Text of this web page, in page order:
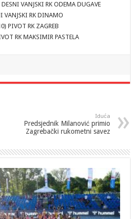
VANJSKI RK ODEMA DUGAVE
VANJSKI RK DINAMO
PIVOT RK ZAGREB
RK MAKSIMIR PASTELA
Iduća
Predsjednik Milanović primio
Zagrebački rukometni savez